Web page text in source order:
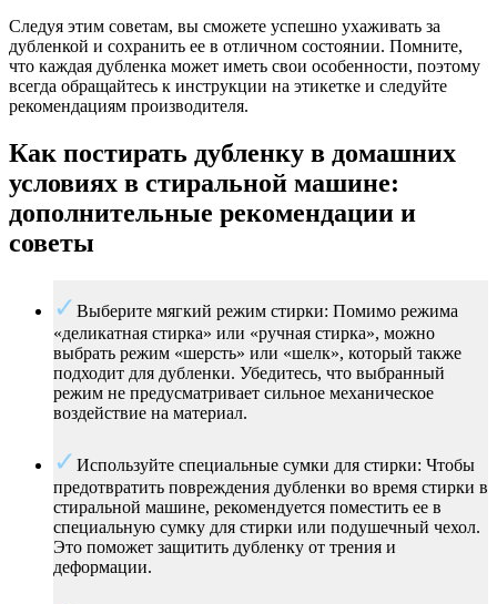
Следуя этим советам, вы сможете успешно ухаживать за
дубленкой и сохранить ее в отличном состоянии. Помните,
что каждая дубленка может иметь свои особенности, поэтому
всегда обращайтесь к инструкции на этикетке и следуйте
рекомендациям производителя.
Как постирать дубленку в домашних
условиях в стиральной машине:
дополнительные рекомендации и
советы
Выберите мягкий режим стирки: Помимо режима
«деликатная стирка» или «ручная стирка», можно
выбрать режим «шерсть» или «шелк», который также
подходит для дубленки. Убедитесь, что выбранный
режим не предусматривает сильное механическое
воздействие на материал.
Используйте специальные сумки для стирки: Чтобы
предотвратить повреждения дубленки во время стирки в
стиральной машине, рекомендуется поместить ее в
специальную сумку для стирки или подушечный чехол.
Это поможет защитить дубленку от трения и
деформации.